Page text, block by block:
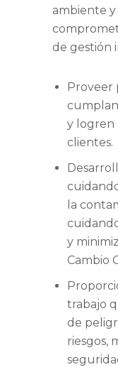
ambiente y
de gestión
Proveer
y logren
clientes.
la
y
Cambio
trabajo
de
riesgos,